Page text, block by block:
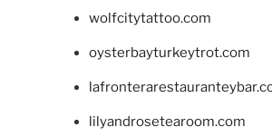
wolfcitytattoo.com
oysterbayturkeytrot.com
lilyandrosetearoom.com